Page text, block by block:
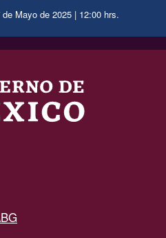
Mayo de 2025 | 12:00 hrs.